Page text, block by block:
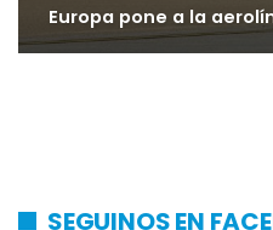
Europa pone a la
SEGUINOS EN